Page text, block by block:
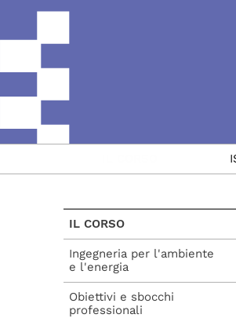
IL CORSO
Ingegneria per l'ambiente
e l'energia
Obiettivi e sbocchi
professionali